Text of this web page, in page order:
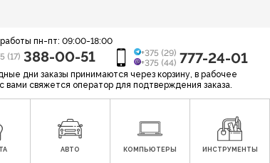
пн-пт: 09:00-18:00
(17) 388-00-51
+375 (29)
+375 (44) 777-24-01
дни заказы принимаются через корзину, в рабочее
вами свяжется оператор для подтверждения заказа.
АВТО КОМПЬЮТЕРЫ ИНСТРУМЕНТЫ